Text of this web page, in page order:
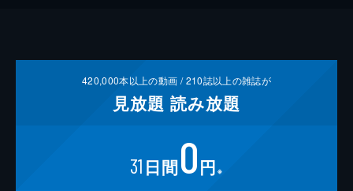
420,000本以上の動画 /210誌以上の雑誌が
見放題 読み放題
31 日間0円 ※